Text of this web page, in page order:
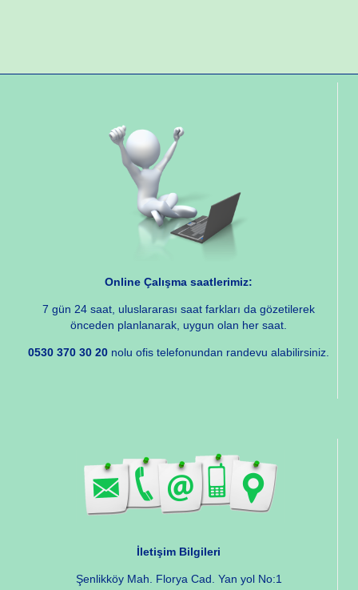
Online Çalışma saatlerimiz:
7 gün 24 saat, uluslararası saat farkları da gözetilerek
önceden planlanarak, uygun olan her saat.
0530 370 30 20 nolu ofis telefonundan randevu alabilirsiniz.
İletişim Bilgileri
Şenlikköy Mah. Florya Cad. Yan yol No:1